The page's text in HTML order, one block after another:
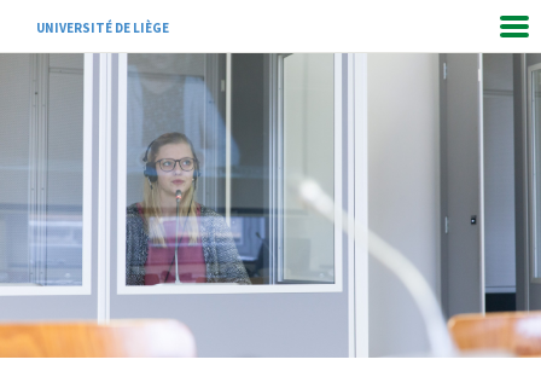
UNIVERSITÉ DE LIÈGE